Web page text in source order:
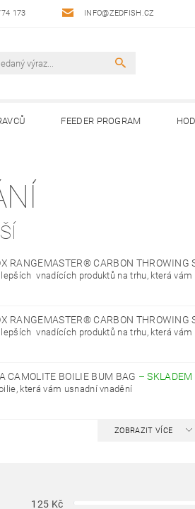
173 INFO@ZEDFISH.CZ
FEEDER PROGRAM
RANGEMASTER® CARBON
vnadících produktů na trhu, která vám
RANGEMASTER® CARBON THROWING
vnadících produktů na trhu, která vám
CAMOLITE BOILIE BUM BAG –SKLADEM
která vám usnadní vnadění
ZOBRAZIT VÍCE
125 Kč